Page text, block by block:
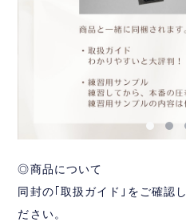
◎商品について
同封の｢取扱ガイド｣をご確認
ださい。